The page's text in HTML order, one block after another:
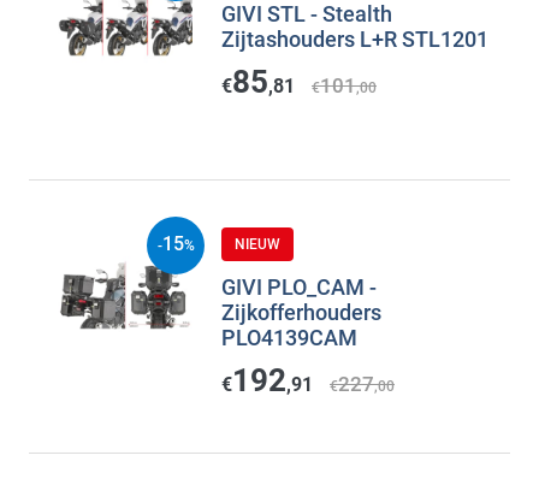
GIVI STL - Stealth
Zijtashouders L+R STL1201
€85,81 €101,00
NIEUW
GIVI PLO_CAM -
Zijkofferhouders
PLO4139CAM
€192,91 €227,00
-15%